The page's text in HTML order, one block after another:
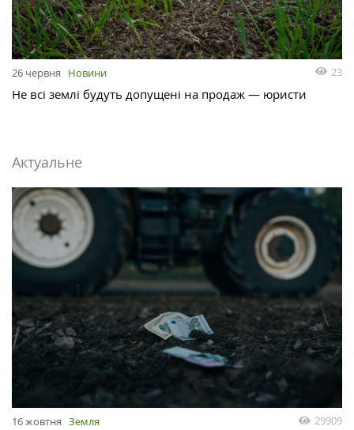
26 червня Новини 23
Не всі землі будуть допущені на продаж — юристи
Актуальне
16 жовтня Земля 29909